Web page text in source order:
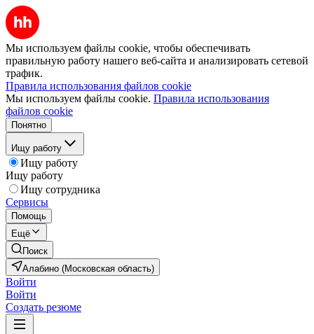
Мы используем файлы cookie, чтобы обеспечивать
правильную работу нашего веб-сайта и анализировать сетевой
трафик.
Правила использования файлов cookie
Мы используем файлы cookie. Правила использования
файлов cookie
Понятно
Ищу работу
Ищу работу
Ищу работу
Ищу сотрудника
Сервисы
Помощь
Ещё
Поиск
Алабино (Московская область)
Войти
Войти
Создать резюме